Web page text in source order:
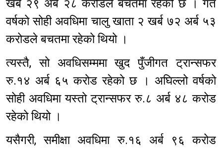
खर्ब २९ अर्ब २८ करोडले बचतमा रहेको छ । गत
वर्षको सोही अवधिमा चालु खाता २ खर्ब ७२ अर्ब ५३
करोडले बचतमा रहेको थियो ।
त्यस्तै, सो अवधिसम्ममा खुद पुँजीगत ट्रान्सफर
रु.१४ अर्ब ६५ करोड रहेको छ । अघिल्लो वर्षको
सोही अवधिमा यस्तो ट्रान्सफर रु.८ अर्ब ४८ करोड
रहेको थियो ।
यसैगरी, समीक्षा अवधिमा रु.१६ अर्ब ९६ करोड